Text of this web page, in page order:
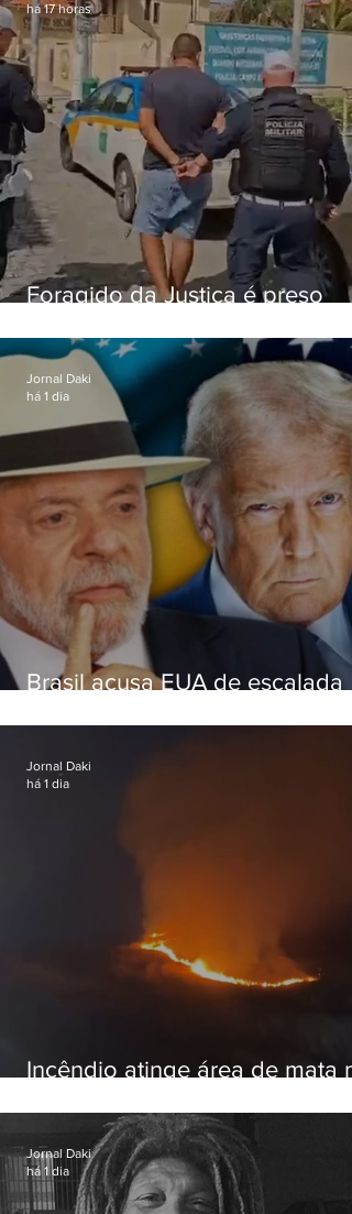
Foragido da Justiça é preso
RJ-106, em Maricá
há 17 horas
Brasil acusa EUA de escalada
embaixadora
Jornal Daki
há 1 dia
Incêndio atinge área de mata
Iguaçu
Jornal Daki
há 1 dia
Jornal Daki
há 1 dia